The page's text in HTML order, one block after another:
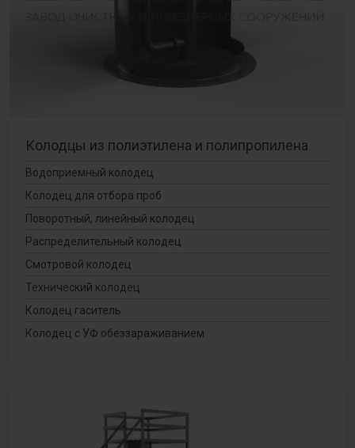
Колодцы из полиэтилена и полипропилена
Водоприемный колодец
Колодец для отбора проб
Поворотный, линейный колодец
Распределительный колодец
Смотровой колодец
Технический колодец
Колодец гаситель
Колодец с УФ обеззараживанием